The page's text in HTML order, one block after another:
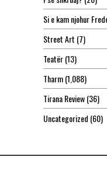
Si e kam njohur
Street Art (7)
Teatër(13)
Tharm(1,088)
Tirana Review(36)
Uncategorized (60)